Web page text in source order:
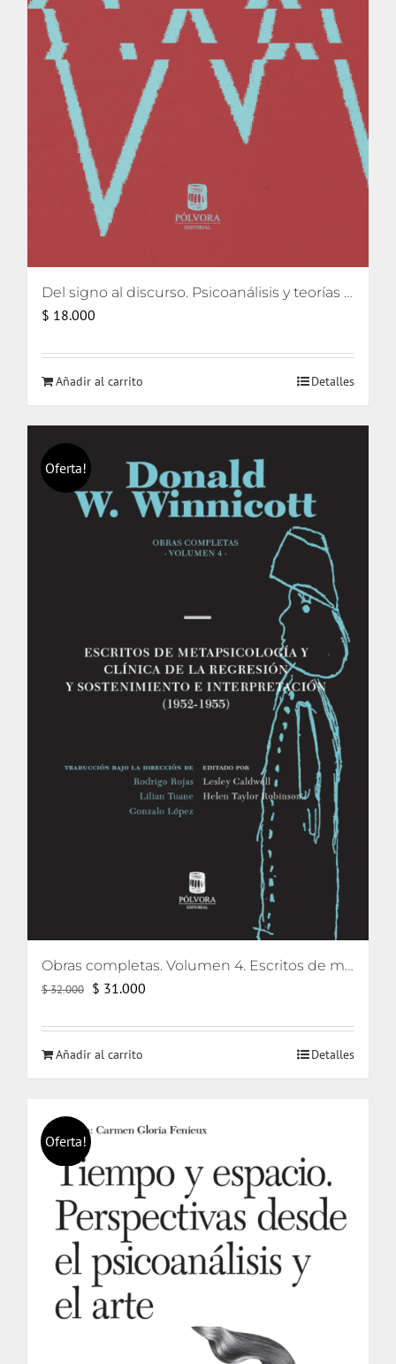
Del signo al discurso. Psicoanálisis y teorías del lenguaje
$ 18.000
Añadir al carrito Detalles
Oferta!
Obras completas. Volumen 4. Escritos de metapsicología y clínica de la regresión y sostenimiento e interpretación
$32.000 El
original
era:
$ 31.000
actual
Añadir al carrito Detalles
Oferta!